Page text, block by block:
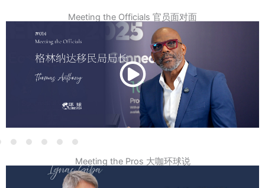
Meeting the Officials 官员面对面
Meeting the Pros 大咖环球说